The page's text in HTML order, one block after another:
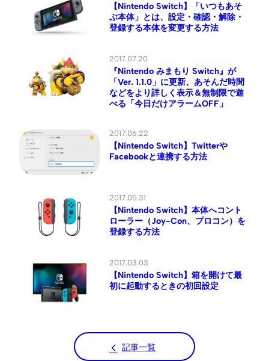
【Nintendo Switch】「いつもあそ
ぶ本体」とは、設定・確認・解除・
登録する本体を変更する方法
2017.07.20
『Nintendo みまもり Switch』が
「Ver. 1.1.0」に更新、あそんだ時間
などをより詳しく表示＆無制限で遊
べる「今日だけアラームOFF」
2017.06.22
【Nintendo Switch】Twitterや
Facebookと連携する方法
2017.05.31
【Nintendo Switch】本体へコント
ローラー（Joy-Con、プロコン）を
登録する方法
2017.03.03
【Nintendo Switch】箱を開けて最
初に起動するときの初回設定
記事一覧